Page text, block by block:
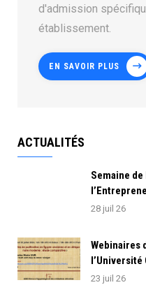
d'admission
établissement.
EN SAVOIR PLUS
ACTUALITÉS
Semaine de
28 juil 26
Webinaires
l’Université
23 juil 26